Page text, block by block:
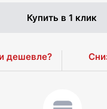
Купить в 1 клик
дешевле?